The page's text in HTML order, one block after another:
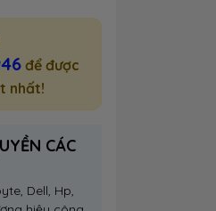
để được
nhất!
CÁC
Dell, Hp,